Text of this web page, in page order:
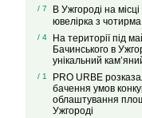
/ 7
В Ужгороді на
ювелірка з чотирма
/ 4
На території під
Бачинського в
унікальний
/ 1
PRO URBE
бачення умов
облаштування
Ужгороді